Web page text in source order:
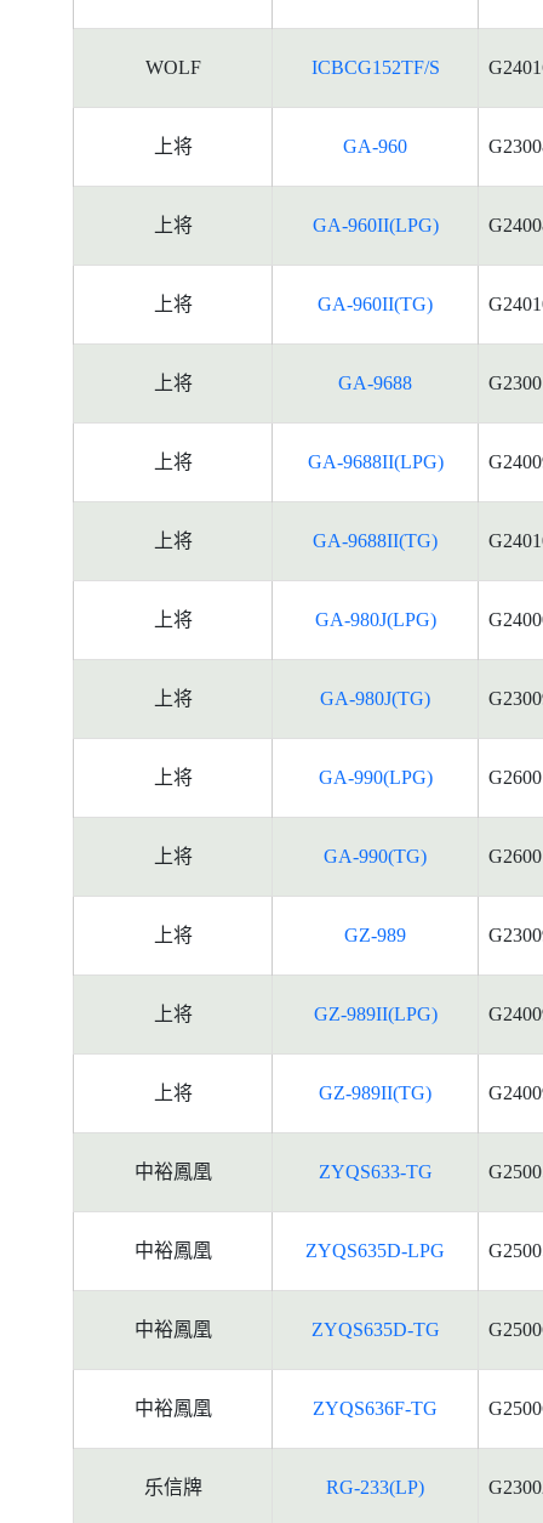
WOLF ICBCG152TF/S
上将 GA-960
上将 GA-960II(LPG)
上将 GA-960II(TG)
上将 GA-9688
上将 GA-9688II(LPG)
上将 GA-9688II(TG)
上将 GA-980J(LPG)
上将 GA-980J(TG)
上将 GA-990(LPG)
上将 GA-990(TG)
上将 GZ-989
上将 GZ-989II(LPG)
上将 GZ-989II(TG)
中裕鳳凰 ZYQS633-TG
中裕鳳凰 ZYQS635D-LPG
中裕鳳凰 ZYQS635D-TG
中裕鳳凰 ZYQS636F-TG
乐信牌 RG-233(LP)